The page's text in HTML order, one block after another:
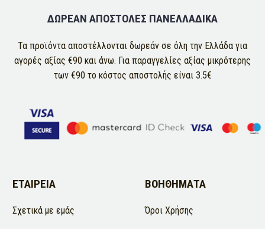
ΔΩΡΕΑΝ ΑΠΟΣΤΟΛΕΣ ΠΑΝΕΛΛΑΔΙΚΑ
Τα προϊόντα αποστέλλονται δωρεάν σε όλη την Ελλάδα για
αγορές αξίας €90 και άνω. Για παραγγελίες αξίας μικρότερης
των €90 το κόστος αποστολής είναι 3.5€
ΕΤΑΙΡΕΊΑ
Σχετικά με εμάς
ΒΟΗΘΗΜΑΤΑ
Όροι Χρήσης